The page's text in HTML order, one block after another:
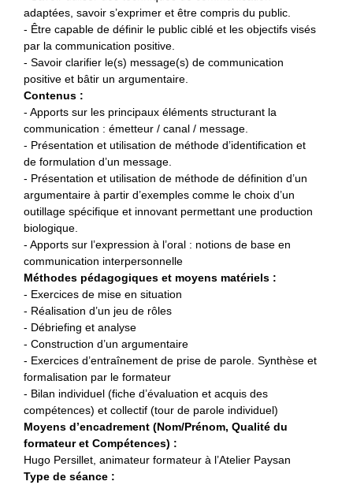
adaptées, savoir s’exprimer et être compris du public.
- Être capable de définir le public ciblé et les objectifs visés
par la communication positive.
- Savoir clarifier le(s) message(s) de communication
positive et bâtir un argumentaire.
Contenus :
- Apports sur les principaux éléments structurant la
communication : émetteur / canal / message.
- Présentation et utilisation de méthode d’identification et
de formulation d’un message.
- Présentation et utilisation de méthode de définition d’un
argumentaire à partir d’exemples comme le choix d’un
outillage spécifique et innovant permettant une production
biologique.
- Apports sur l’expression à l’oral : notions de base en
communication interpersonnelle
Méthodes pédagogiques et moyens matériels :
- Exercices de mise en situation
- Réalisation d’un jeu de rôles
- Débriefing et analyse
- Construction d’un argumentaire
- Exercices d’entraînement de prise de parole. Synthèse et
formalisation par le formateur
- Bilan individuel (fiche d’évaluation et acquis des
compétences) et collectif (tour de parole individuel)
Moyens d’encadrement (Nom/Prénom, Qualité du
formateur et Compétences) :
Hugo Persillet, animateur formateur à l’Atelier Paysan
Type de séance :